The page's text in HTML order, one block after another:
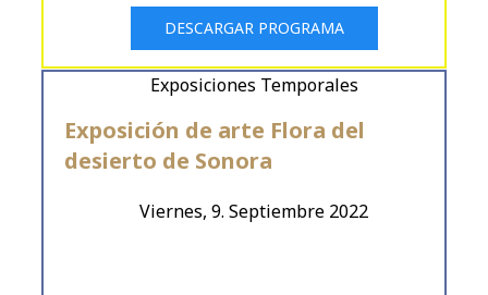
DESCARGAR PROGRAMA
Viernes, 9. Septiembre 2022
Exposición de arte Flora del
desierto de Sonora
Exposiciones Temporales